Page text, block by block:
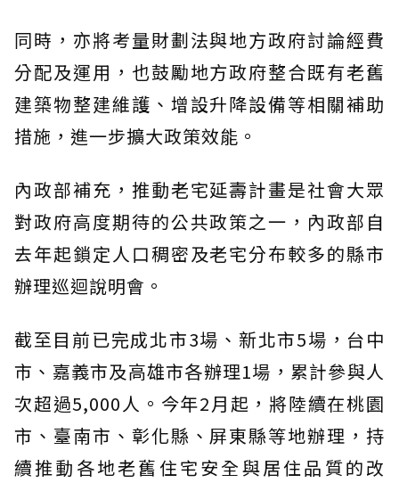
同時，亦將考量財劃法與地方政府討論經費
分配及運用，也鼓勵地方政府整合既有老舊
建築物整建維護、增設升降設備等相關補助
措施，進一步擴大政策效能。
內政部補充，推動老宅延壽計畫是社會大眾
對政府高度期待的公共政策之一，內政部自
去年起鎖定人口稠密及老宅分布較多的縣市
辦理巡迴說明會。
截至目前已完成北市3場、新北市5場，台中
市、嘉義市及高雄市各辦理1場，累計參與人
次超過5,000人。今年2月起，將陸續在桃園
市、臺南市、彰化縣、屏東縣等地辦理，持
續推動各地老舊住宅安全與居住品質的改